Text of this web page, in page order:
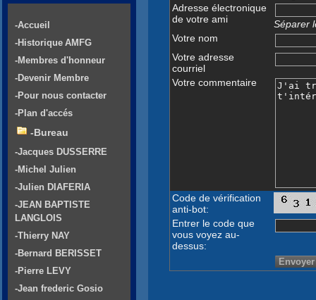
Adresse électronique
de votre ami
Séparer
Votre nom
Votre adresse
courriel
Votre commentaire
Code de vérification
anti-bot:
Entrer le code que
vous voyez au-
dessus:
-Accueil
-Historique AMFG
-Membres d'honneur
-Devenir Membre
-Pour nous contacter
-Plan d'accés
-Bureau
-Jacques DUSSERRE
-Michel Julien
-Julien DIAFERIA
-JEAN BAPTISTE
LANGLOIS
-Thierry NAY
-Bernard BERISSET
-Pierre LEVY
-Jean frederic Gosio